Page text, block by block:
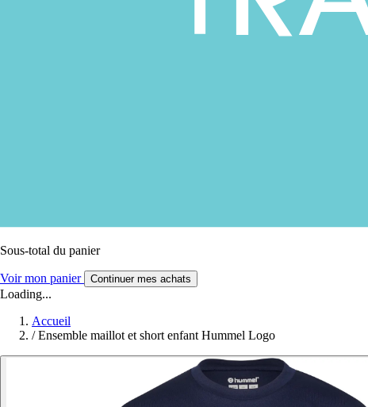
Sous-total du panier
Voir mon panier Continuer mes achats
Loading...
Accueil
/ Ensemble maillot et short enfant Hummel Logo